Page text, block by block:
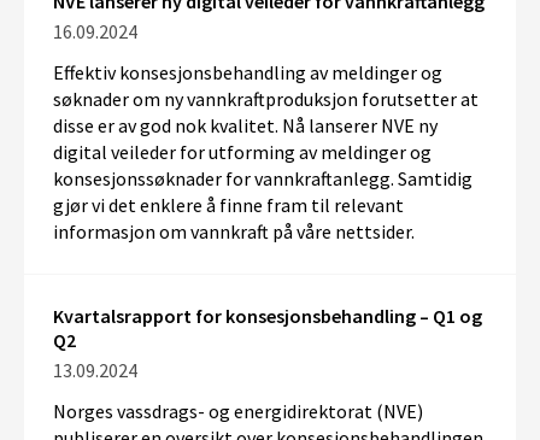
16.09.2024
Effektiv konsesjonsbehandling av meldinger og
søknader om ny vannkraftproduksjon forutsetter at
disse er av god nok kvalitet. Nå lanserer NVE ny
digital veileder for utforming av meldinger og
konsesjonssøknader forvannkraftanlegg. Samtidig
gjør vi det enklere å finne fram til relevant
informasjon om vannkraft på våre nettsider.
Kvartalsrapport for konsesjonsbehandling – Q1 og
Q2
13.09.2024
Norges vassdrags- og energidirektorat (NVE)